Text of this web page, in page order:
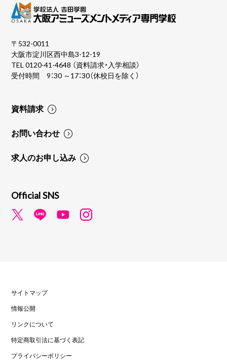
〒532-0011
大阪市淀川区西中島3-12-19
TEL0120-41-4648 （資料請求・入学相談）
受付時間 9：30 ～17：30（休校日を除く）
資料請求
お問い合わせ
求人のお申し込み
Official SNS
サイトマップ
情報公開
リンクについて
特定商取引法に基づく表記
プライバシーポリシー